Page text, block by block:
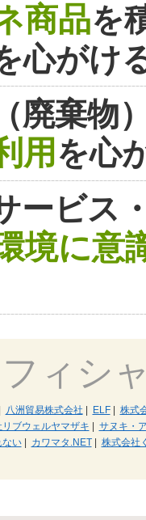
商品を
心がけ
廃棄物
用を心
ービス
境に意
ィシ
八洲貿易株式会社 ELF|
株式
ブウェルヤマザキ
サヌキ・
ない| カワマタ.NET|
株式会社